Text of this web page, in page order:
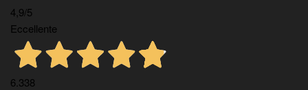
4,9/5
Eccellente
6.338